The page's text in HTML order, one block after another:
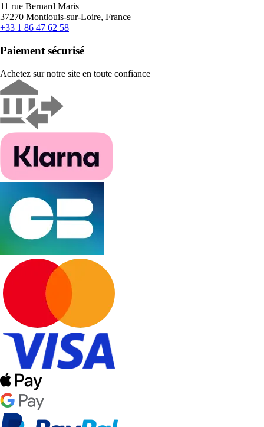
11 rue Bernard Maris
37270 Montlouis-sur-Loire, France
+33 1 86 47 62 58
Paiement sécurisé
Achetez sur notre site en toute confiance